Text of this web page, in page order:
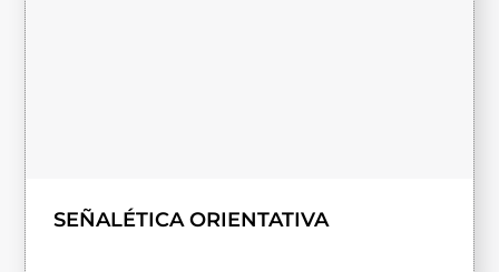
SEÑALÉTICA ORIENTATIVA